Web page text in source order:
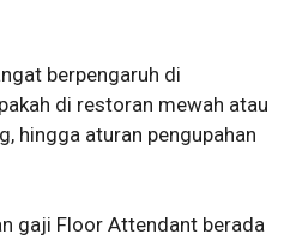
berpengaruh di
di restoran mewah atau
hingga aturan pengupahan
gaji Floor Attendant berada